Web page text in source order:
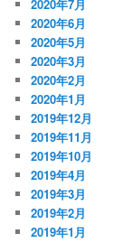
2020年7月
2020年6月
2020年5月
2020年3月
2020年2月
2020年1月
2019年12月
2019年11月
2019年10月
2019年4月
2019年3月
2019年2月
2019年1月